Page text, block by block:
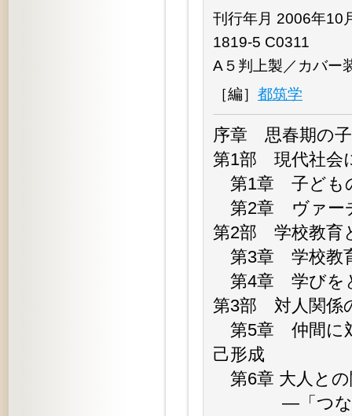
刊行年月 2006年10
1819-5 C0311
A５判上製／カバー
［編］ 都筑学
序章 思春期の
第1部 現代社会
第1章 子ども
第2章 ヴァー
第2部 学校教育
第3章 学校教
第4章 学びを
第3部 対人関係
第5章 仲間に
己形成
第6章 大人との
―「つなが